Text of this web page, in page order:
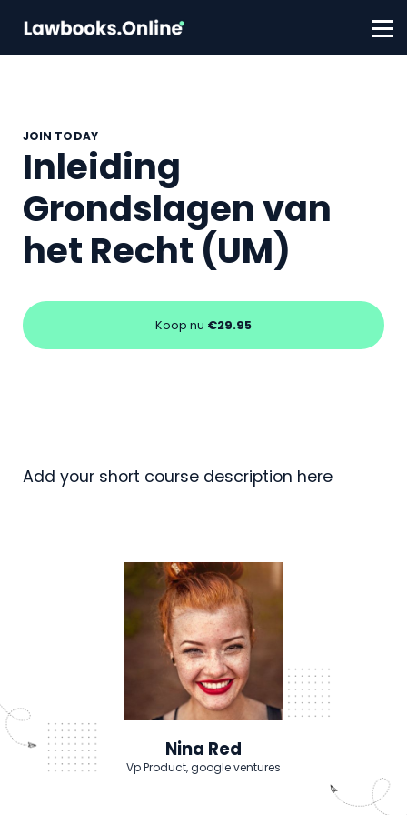
FAQ
Contact
JOIN TODAY
Inleiding
Grondslagen van
het Recht (UM)
Koop nu €29.95
Nina Red
Vp Product, google ventures
Add your short course description here